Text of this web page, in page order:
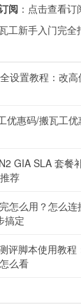
阅 ： 点击查看订
工新手入门完全
设置教程：改
优惠码/搬瓦工
GIA SLA 套餐
荐
怎么用？怎么
搞定
评脚本使用教程
么看